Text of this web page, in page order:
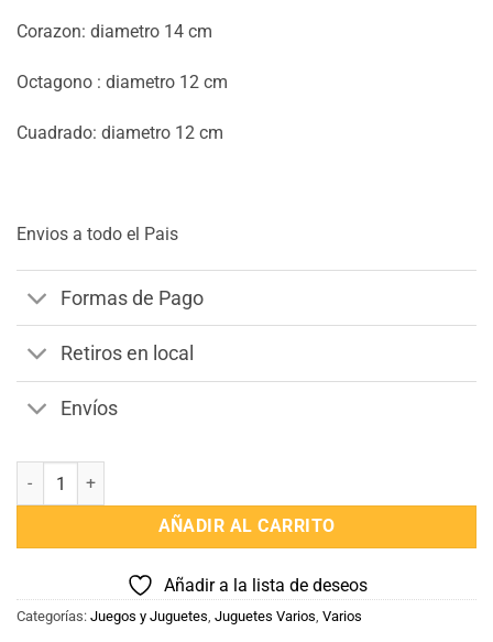
Corazon: diametro 14 cm
Octagono : diametro 12 cm
Cuadrado: diametro 12 cm
Envios a todo el Pais
Formas de Pago
Retiros en local
Envíos
Pop It cantidad
AÑADIR AL CARRITO
Añadir a la lista de deseos
Categorías: Juegos y Juguetes Juguetes Varios Varios